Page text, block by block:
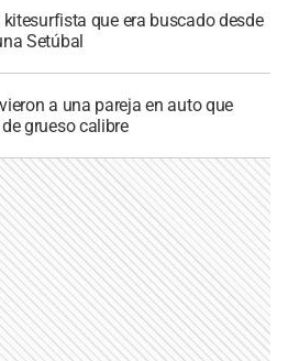
que era buscado desde
Setúbal
a una pareja en auto que
grueso calibre